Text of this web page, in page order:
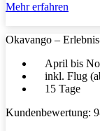
Mehr erfahren
Okavango –
April bis
inkl. Flug
15 Tage
Kundenbewertung: